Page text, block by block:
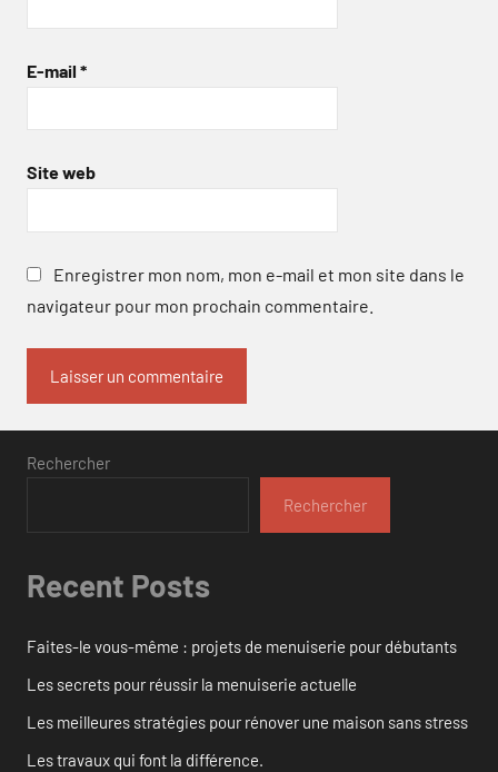
E-mail *
Site web
Enregistrer mon nom, mon e-mail et mon site dans le
navigateur pour mon prochain commentaire.
Rechercher
Rechercher
Recent Posts
Faites-le vous-même : projets de menuiserie pour débutants
Les secrets pour réussir la menuiserie actuelle
Les meilleures stratégies pour rénover une maison sans stress
Les travaux qui font la différence.